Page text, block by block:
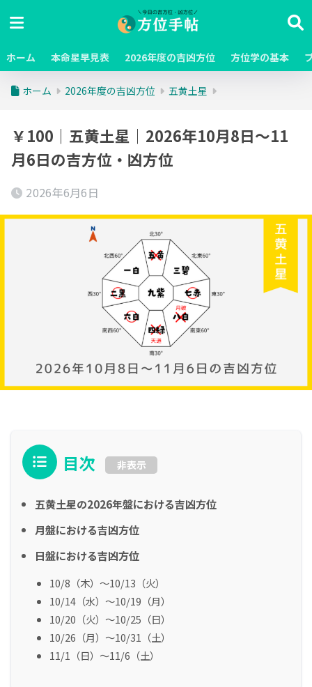
ホーム 本命星早見表 2026年度の吉凶方位 方位学の基本
ホーム 2026年度の吉凶方位 五黄土星
￥100｜五黄土星｜2026年10月8日～11
月6日の吉方位・凶方位
2026年6月6日
目次 非表示
五黄土星の2026年盤における吉凶方位
月盤における吉凶方位
日盤における吉凶方位
10/8（木）～10/13（火）
10/14（水）～10/19（月）
10/20（火）～10/25（日）
10/26（月）～10/31（土）
11/1（日）～11/6（土）